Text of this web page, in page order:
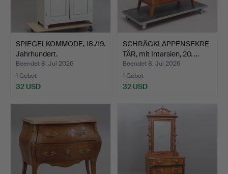
SPIEGELKOMMODE, 18./19.
Jahrhundert.
Beendet 8. Jul 2026
1 Gebot
32 USD
SCHRÄGKLAPPENSEKRE
TÄR, mit Intarsien, 20. …
Beendet 8. Jul 2026
1 Gebot
32 USD